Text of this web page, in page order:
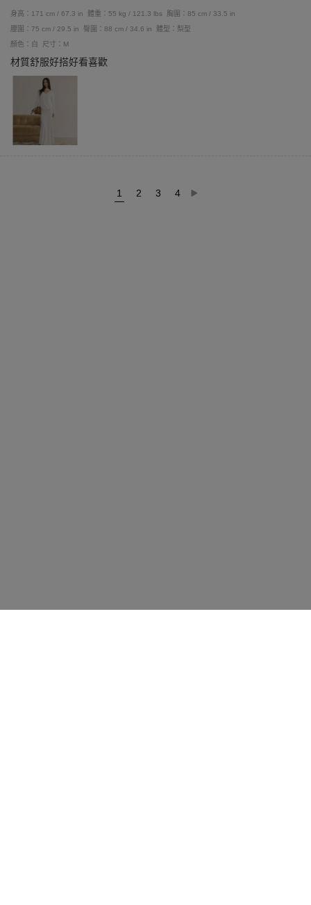
身高：171 cm / 67.3 in 體重：55 kg / 121.3 lbs
胸圍：85 cm / 33.5 in
腰圍：75 cm / 29.5 in
臀圍：88 cm / 34.6 in
體型：梨型
顏色：白
尺寸：M
材質舒服好搭好看喜歡
1 2 3 4